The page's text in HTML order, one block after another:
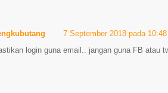
7 September 2018 pada
login guna email.. jangan guna FB atau